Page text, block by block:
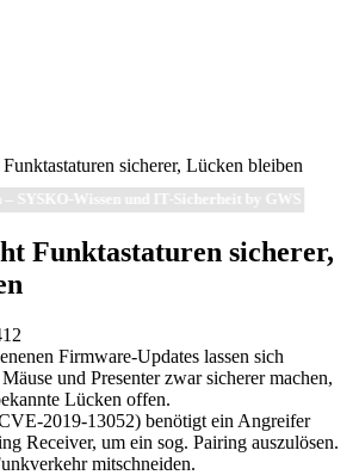
sicherer, Lücken bleiben
– SYSKO-Wissen und IT-Sicherheit by GWS
Funktastaturen sicherer,
Firmware-Updates lassen sich
und Presenter zwar sicherer machen,
Lücken offen.
2019-13052) benötigt ein Angreifer
Receiver, um ein sog. Pairing auszulösen.
mitschneiden.